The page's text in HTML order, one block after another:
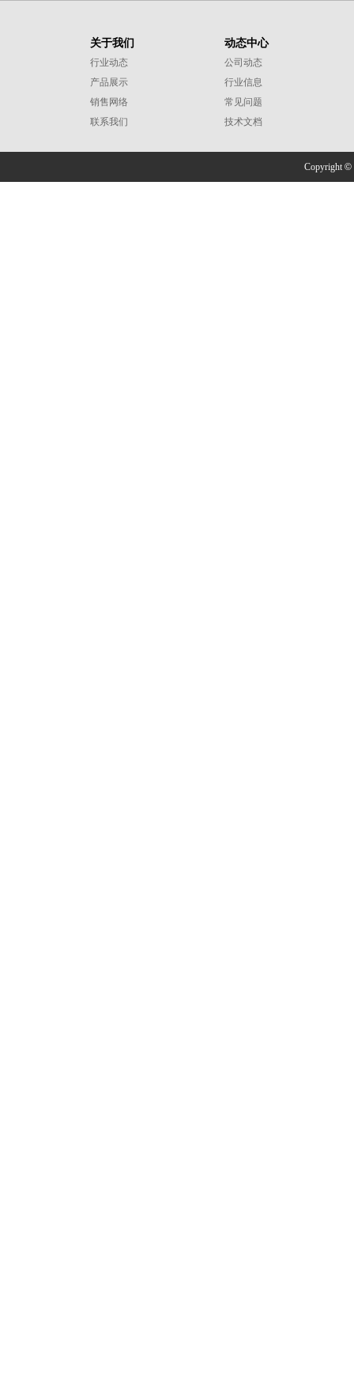
关于我们
行业动态
产品展示
销售网络
联系我们
动态中心
公司动态
行业信息
常见问题
技术文档
Copyright ©